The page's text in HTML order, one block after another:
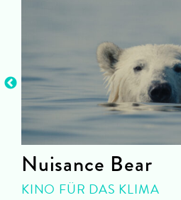
Nuisance Bear
KINO FÜR DAS KLIMA